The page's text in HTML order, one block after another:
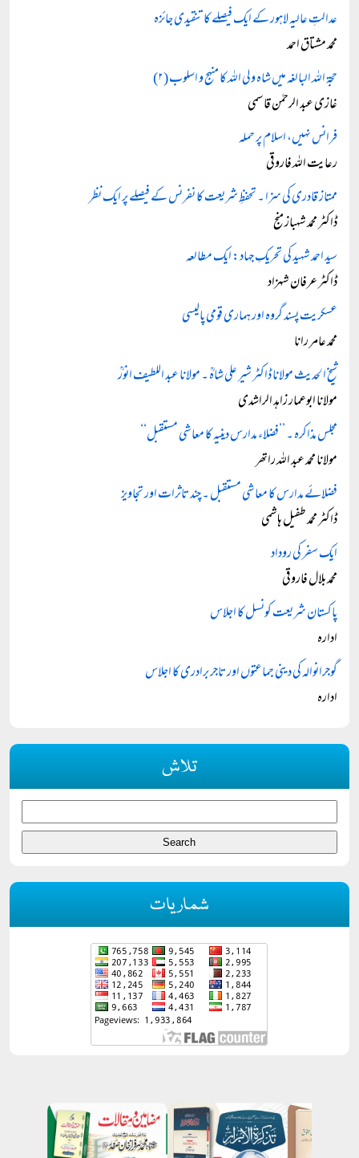
عدالتِ عالیہ لاہور کے ایک فیصلے کا تنقیدی جائزہ
محمد مشتاق احمد
حجۃ اللہ البالغہ میں شاہ ولی اللہ کا منہج و اسلوب (۲)
غازی عبد الرحمٰن قاسمی
فرانس نہیں، اسلام پر حملہ
رعایت اللہ فاروقی
ممتاز قادری کی سزا ۔ تحفظِ شریعت کا نفرنس کے فیصلے پر ایک نظر
ڈاکٹر محمد شہباز منج
سید احمد شہید کی تحریکِ جہاد: ایک مطالعہ
ڈاکٹر عرفان شہزاد
عسکریت پسند گروہ اور ہماری قومی پالیسی
محمد عامر رانا
شیخ الحدیث مولانا ڈاکٹر شیر علی شاہؒ ۔ مولانا عبد اللطیف انورؒ
مولانا ابوعمار زاہد الراشدی
مجلس مذاکرہ ۔ ’’فضلاء مدارس دینیہ کا معاشی مستقبل‘‘
مولانا محمد عبد اللہ راتھر
فضلائے مدارس کا معاشی مستقبل ۔ چند تاثرات اور تجاویز
ڈاکٹر محمد طفیل ہاشمی
ایک سفر کی روداد
محمد بلال فاروقی
پاکستان شریعت کونسل کا اجلاس
ادارہ
گوجرانوالہ کی دینی جماعتوں اور تاجر برادری کا اجلاس
ادارہ
تلاش
شماریات